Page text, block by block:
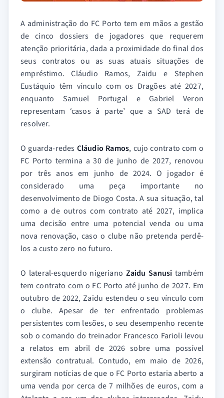
A administração do FC Porto tem em mãos a gestão
de cinco dossiers de jogadores que requerem
atenção prioritária, dada a proximidade do final dos
seus contratos ou as suas atuais situações de
empréstimo. Cláudio Ramos, Zaidu e Stephen
Eustáquio têm vínculo com os Dragões até 2027,
enquanto Samuel Portugal e Gabriel Veron
representam ‘casos à parte’ que a SAD terá de
resolver.
O guarda-redes Cláudio Ramos, cujo contrato com o
FC Porto termina a 30 de junho de 2027, renovou
por três anos em junho de 2024. O jogador é
considerado uma peça importante no
desenvolvimento de Diogo Costa. A sua situação, tal
como a de outros com contrato até 2027, implica
uma decisão entre uma potencial venda ou uma
nova renovação, caso o clube não pretenda perdê-
los a custo zero no futuro.
O lateral-esquerdo nigeriano Zaidu Sanusi também
tem contrato com o FC Porto até junho de 2027. Em
outubro de 2022, Zaidu estendeu o seu vínculo com
o clube. Apesar de ter enfrentado problemas
persistentes com lesões, o seu desempenho recente
sob o comando do treinador Francesco Farioli levou
a relatos em abril de 2026 sobre uma possível
extensão contratual. Contudo, em maio de 2026,
surgiram notícias de que o FC Porto estaria aberto a
uma venda por cerca de 7 milhões de euros, com a